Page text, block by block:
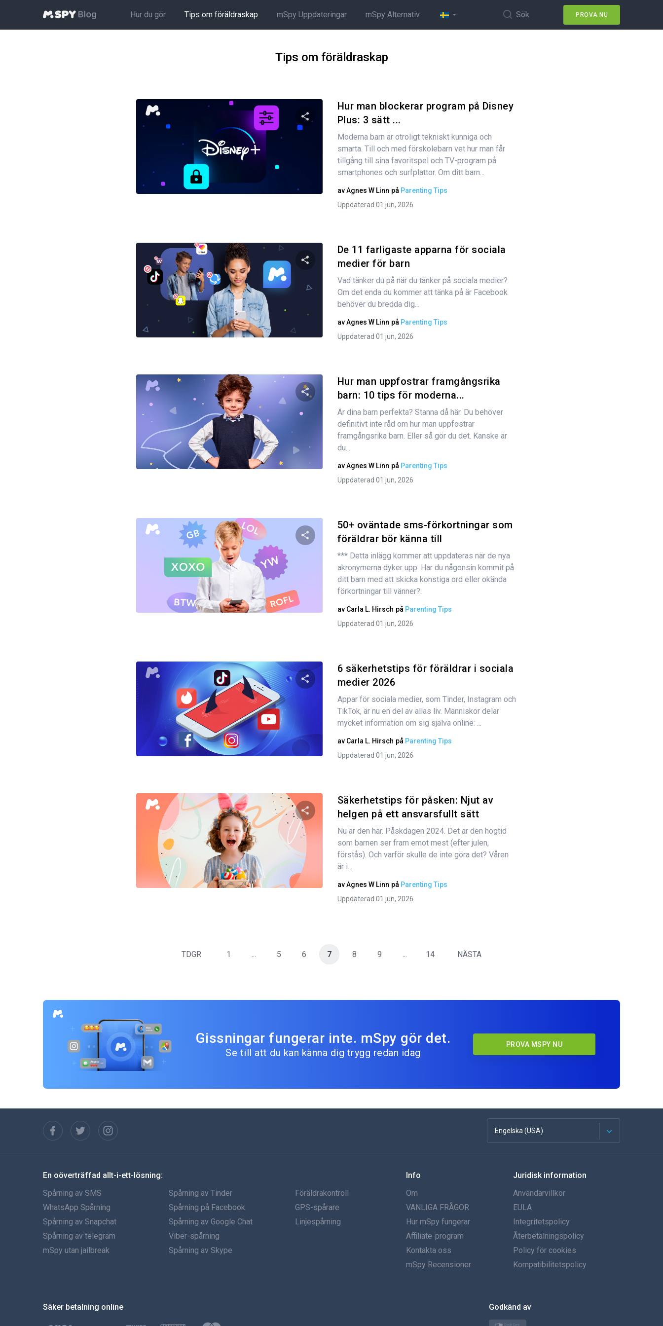
Hur du gör Tips om föräldraskap mSpy Uppdateringar mSpy Alternativ Sök PROVA NU
Tips om föräldraskap
Dela den här artikeln
Hur man blockerar program på Disney
Plus: 3 sätt ...
Moderna barn är otroligt tekniskt kunniga och
smarta. Till och med förskolebarn vet hur man får
tillgång till sina favoritspel och TV-program på
smartphones och surfplattor. Om ditt barn...
avAgnes W Linn på Parenting Tips
Uppdaterad 01 jun, 2026
Dela den här artikeln
Facebook Kopiera länk
De 11 farligaste apparna för sociala
medier för barn
Vad tänker du på när du tänker på sociala medier?
Om det enda du kommer att tänka på är Facebook
behöver du bredda dig...
avAgnes W Linn på Parenting Tips
Uppdaterad 01 jun, 2026
Dela den här artikeln
Hur man uppfostrar framgångsrika
barn: 10 tips för moderna...
Är dina barn perfekta? Stanna då här. Du behöver
definitivt inte råd om hur man uppfostrar
framgångsrika barn. Eller så gör du det. Kanske är
du...
avAgnes W Linn på Parenting Tips
Uppdaterad 01 jun, 2026
Dela den här artikeln
50+ oväntade sms-förkortningar som
föräldrar bör känna till
*** Detta inlägg kommer att uppdateras när de nya
akronymerna dyker upp. Har du någonsin kommit på
ditt barn med att skicka konstiga ord eller okända
förkortningar till vänner?.
av Carla L. Hirsch på Parenting Tips
Uppdaterad 01 jun, 2026
Dela den här artikeln
Twitter Facebook Kopiera länk
6 säkerhetstips för föräldrar i sociala
medier 2026
Appar för sociala medier, som Tinder, Instagram och
TikTok, är nu en del av allas liv. Människor delar
mycket information om sig själva online: ...
av Carla L. Hirsch på Parenting Tips
Uppdaterad 01 jun, 2026
Dela den här artikeln
Säkerhetstips för påsken: Njut av
helgen på ett ansvarsfullt sätt
Nu är den här. Påskdagen 2024. Det är den högtid
som barnen ser fram emot mest (efter julen,
förstås). Och varför skulle de inte göra det? Våren
är i...
avAgnes W Linn på Parenting Tips
Uppdaterad 01 jun, 2026
TDGR 1 ... 5 6 7 8 9 ... 14 NÄSTA
Gissningar fungerar inte. mSpy gör det.
Se till att du kan känna dig trygg redan idag
PROVA MSPY NU
Engelska (USA)
franska
Spanska
portugisiska
Italiano
Türkçe
En oöverträffad allt-i-ett-lösning:
Spårning av SMS
WhatsApp Spårning
Spårning av Snapchat
Spårning av telegram
mSpy utan jailbreak
Spårning av Tinder
Spårning på Facebook
Spårning av Google Chat
Viber-spårning
Spårning av Skype
Föräldrakontroll
GPS-spårare
Linjespårning
Info
Om
VANLIGA FRÅGOR
Hur mSpy fungerar
Affiliate-program
Kontakta oss
mSpy Recensioner
Juridisk information
Användarvillkor
EULA
Integritetspolicy
Återbetalningspolicy
Policy för cookies
Kompatibilitetspolicy
Säker betalning online Godkänd av